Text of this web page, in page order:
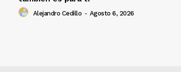
Alejandro Cedillo - Agosto 6, 2026